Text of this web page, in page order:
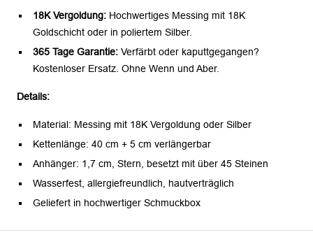
18K Vergoldung:Hochwertiges Messing mit 18K
Goldschicht oder in poliertem Silber.
365 Tage Garantie:Verfärbt oder kaputtgegangen?
Kostenloser Ersatz. Ohne Wenn und Aber.
Details:
Material: Messing mit 18K Vergoldung oder Silber
Kettenlänge: 40 cm + 5 cm verlängerbar
Anhänger: 1,7 cm, Stern, besetzt mit über 45 Steinen
Wasserfest, allergiefreundlich, hautverträglich
Geliefert in hochwertiger Schmuckbox